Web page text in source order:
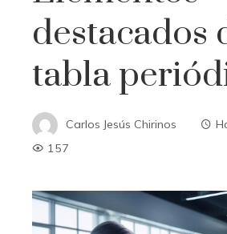
destacados
tabla
Carlos Jesús Chirinos
157